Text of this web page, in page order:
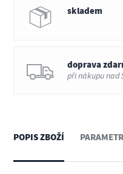
skladem
doprava
při nákupu nad
POPIS ZBOŽÍ